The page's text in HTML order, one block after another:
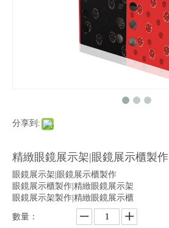
分享到:
精緻眼鏡展示架|眼鏡展示櫃製作
眼鏡展示架|眼鏡展示櫃製作
眼鏡展示櫃製作|精緻眼鏡展示架
眼鏡展示架製作|精緻眼鏡展示櫃
數量：